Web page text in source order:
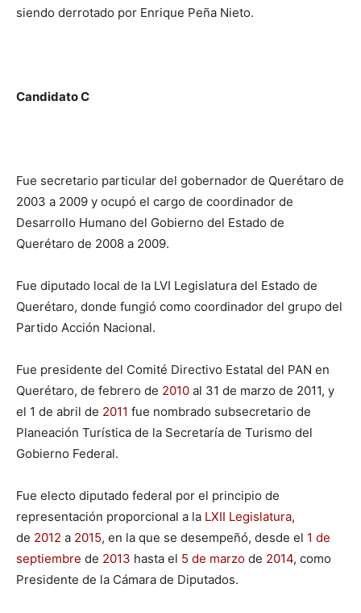
siendo derrotado por Enrique Peña Nieto.
Candidato C
Fue secretario particular del gobernador de Querétaro de
2003 a 2009 y ocupó el cargo de coordinador de
Desarrollo Humano del Gobierno del Estado de
Querétaro de 2008 a 2009.
Fue diputado local de la LVI Legislatura del Estado de
Querétaro, donde fungió como coordinador del grupo del
Partido Acción Nacional.
Fue presidente del Comité Directivo Estatal del PAN en
Querétaro, ​de febrero de 2010 al 31 de marzo de 2011, y
el 1 de abril de 2011 fue nombrado subsecretario de
Planeación Turística de la Secretaría de Turismo del
Gobierno Federal.
Fue electo diputado federal por el principio de
representación proporcional a la LXII Legislatura,
de 2012 a 2015, en la que se desempeñó, desde el 1 de
septiembre de 2013 hasta el 5 de marzo de 2014, como
Presidente de la Cámara de Diputados. ​